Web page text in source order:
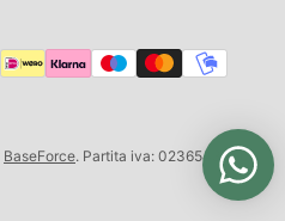
BaseForce. Partita iva: 02365430509